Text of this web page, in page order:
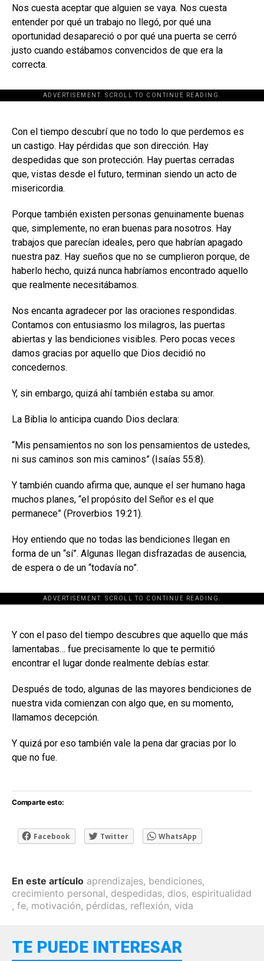
Nos cuesta aceptar que alguien se vaya. Nos cuesta
entender por qué un trabajo no llegó, por qué una
oportunidad desapareció o por qué una puerta se cerró
justo cuando estábamos convencidos de que era la
correcta.
ADVERTISEMENT. SCROLL TO CONTINUE READING.
[adsforwp id="243463"]
Con el tiempo descubrí que no todo lo que perdemos es
un castigo. Hay pérdidas que son dirección. Hay
despedidas que son protección. Hay puertas cerradas
que, vistas desde el futuro, terminan siendo un acto de
misericordia.
Porque también existen personas genuinamente buenas
que, simplemente, no eran buenas para nosotros. Hay
trabajos que parecían ideales, pero que habrían apagado
nuestra paz. Hay sueños que no se cumplieron porque, de
haberlo hecho, quizá nunca habríamos encontrado aquello
que realmente necesitábamos.
Nos encanta agradecer por las oraciones respondidas.
Contamos con entusiasmo los milagros, las puertas
abiertas y las bendiciones visibles. Pero pocas veces
damos gracias por aquello que Dios decidió no
concedernos.
Y, sin embargo, quizá ahí también estaba su amor.
La Biblia lo anticipa cuando Dios declara:
“Mis pensamientos no son los pensamientos de ustedes,
ni sus caminos son mis caminos” (Isaías 55:8).
Y también cuando afirma que, aunque el ser humano haga
muchos planes, “el propósito del Señor es el que
permanece” (Proverbios 19:21).
Hoy entiendo que no todas las bendiciones llegan en
forma de un “sí”. Algunas llegan disfrazadas de ausencia,
de espera o de un “todavía no”.
ADVERTISEMENT. SCROLL TO CONTINUE READING.
[adsforwp id="243463"]
Y con el paso del tiempo descubres que aquello que más
lamentabas… fue precisamente lo que te permitió
encontrar el lugar donde realmente debías estar.
Después de todo, algunas de las mayores bendiciones de
nuestra vida comienzan con algo que, en su momento,
llamamos decepción.
Y quizá por eso también vale la pena dar gracias por lo
que no fue.
Comparte esto:
Facebook Twitter WhatsApp
En este artículo aprendizajes, bendiciones,
crecimiento personal, despedidas, dios, espiritualidad
, fe, motivación, pérdidas, reflexión, vida
TE PUEDE INTERESAR